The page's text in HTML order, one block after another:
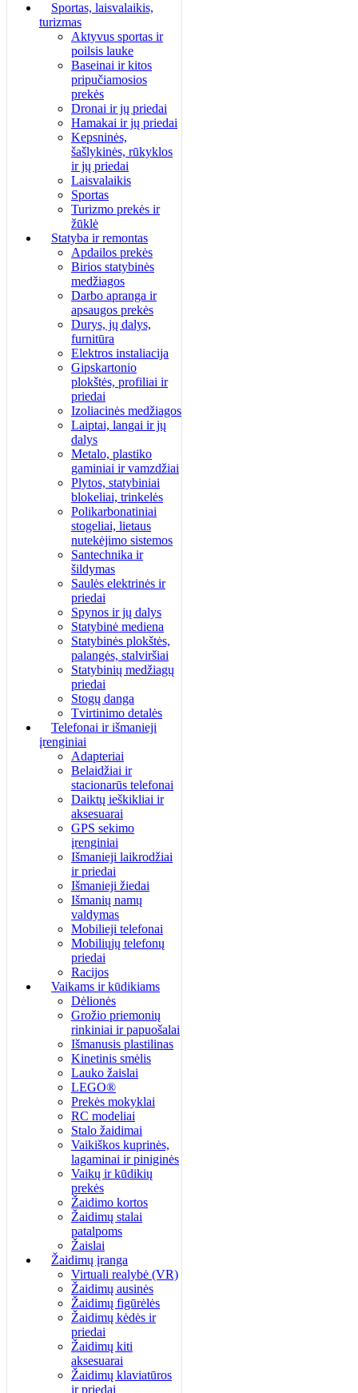
Sportas, laisvalaikis,
turizmas
Aktyvus sportas ir
poilsis lauke
Baseinai ir kitos
pripučiamosios
prekės
Dronai ir jų priedai
Hamakai ir jų priedai
Kepsninės,
šašlykinės, rūkyklos
ir jų priedai
Laisvalaikis
Sportas
Turizmo prekės ir
žūklė
Statyba ir remontas
Apdailos prekės
Birios statybinės
medžiagos
Darbo apranga ir
apsaugos prekės
Durys, jų dalys,
furnitūra
Elektros instaliacija
Gipskartonio
plokštės, profiliai ir
priedai
Izoliacinės medžiagos
Laiptai, langai ir jų
dalys
Metalo, plastiko
gaminiai ir vamzdžiai
Plytos, statybiniai
blokeliai, trinkelės
Polikarbonatiniai
stogeliai, lietaus
nutekėjimo sistemos
Santechnika ir
šildymas
Saulės elektrinės ir
priedai
Spynos ir jų dalys
Statybinė mediena
Statybinės plokštės,
palangės, stalviršiai
Statybinių medžiagų
priedai
Stogų danga
Tvirtinimo detalės
Telefonai ir išmanieji
įrenginiai
Adapteriai
Belaidžiai ir
stacionarūs telefonai
Daiktų ieškikliai ir
aksesuarai
GPS sekimo
įrenginiai
Išmanieji laikrodžiai
ir priedai
Išmanieji žiedai
Išmanių namų
valdymas
Mobilieji telefonai
Mobiliųjų telefonų
priedai
Racijos
Vaikams ir kūdikiams
Dėlionės
Grožio priemonių
rinkiniai ir papuošalai
Išmanusis plastilinas
Kinetinis smėlis
Lauko žaislai
LEGO®
Prekės mokyklai
RC modeliai
Stalo žaidimai
Vaikiškos kuprinės,
lagaminai ir piniginės
Vaikų ir kūdikių
prekės
Žaidimo kortos
Žaidimų stalai
patalpoms
Žaislai
Žaidimų įranga
Virtuali realybė (VR)
Žaidimų ausinės
Žaidimų figūrėlės
Žaidimų kėdės ir
priedai
Žaidimų kiti
aksesuarai
Žaidimų klaviatūros
ir priedai